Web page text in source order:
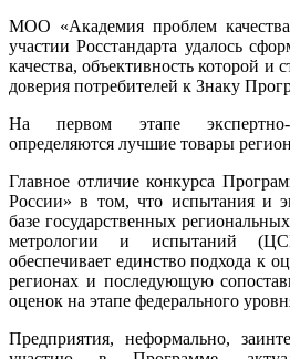
МОО «Академия проблем
участии Росстандарта удалось
качества, объективность которой и
доверия потребителей к Знаку
На первом этапе экспертно-
определяются лучшие товары
Главное отличие конкурса
России» в том, что испытания и
базе государственных
метрологии и испытаний
обеспечивает единство подхода к
регионах и последующую
оценок на этапе федерального
Предприятия, неформально,